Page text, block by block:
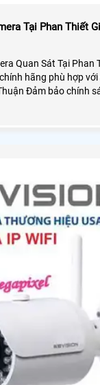
Tại Phan Thiết
Quan Sát Tại Phan
hãng phù hợp
Đảm bảo chính